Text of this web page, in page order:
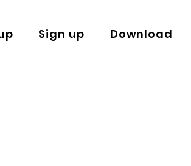
Sign up Download